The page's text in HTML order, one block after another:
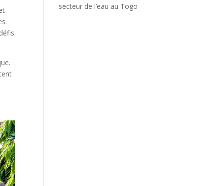
secteur de l’eau au Togo